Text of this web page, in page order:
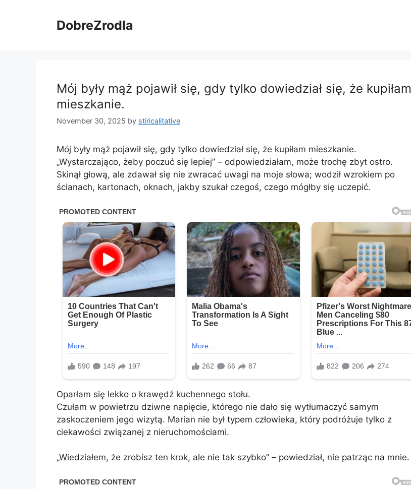
DobreZrodla
Mój były mąż pojawił się, gdy tylko dowiedział się, że kupiłam
mieszkanie.
November 30, 2025 by stiricalitative
Mój były mąż pojawił się, gdy tylko dowiedział się, że kupiłam mieszkanie.
„Wystarczająco, żeby poczuć się lepiej” – odpowiedziałam, może trochę zbyt ostro.
Skinął głową, ale zdawał się nie zwracać uwagi na moje słowa; wodził wzrokiem po
ścianach, kartonach, oknach, jakby szukał czegoś, czego mógłby się uczepić.
Oparłam się lekko o krawędź kuchennego stołu.
Czułam w powietrzu dziwne napięcie, którego nie dało się wytłumaczyć samym
zaskoczeniem jego wizytą. Marian nie był typem człowieka, który podróżuje tylko z
ciekawości związanej z nieruchomościami.
„Wiedziałem, że zrobisz ten krok, ale nie tak szybko” – powiedział, nie patrząc na mnie.